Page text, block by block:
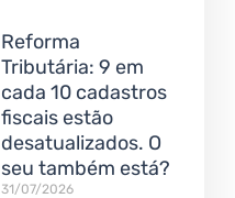
Reforma
Tributária: 9 em
cada 10 cadastros
fiscais estão
desatualizados. O
seu também está?
31/07/2026